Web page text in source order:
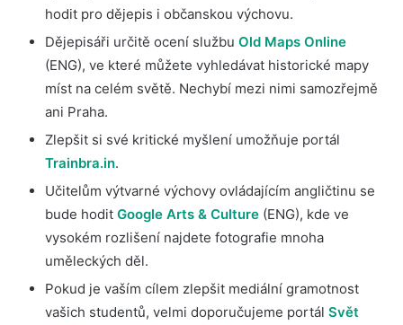
hodit pro dějepis i občanskou výchovu.
Dějepisáři určitě ocení službu Old Maps Online
(ENG), ve které můžete vyhledávat historické mapy
míst na celém světě. Nechybí mezi nimi samozřejmě
ani Praha.
Zlepšit si své kritické myšlení umožňuje portál
Trainbra.in.
Učitelům výtvarné výchovy ovládajícím angličtinu se
bude hodit Google Arts & Culture (ENG), kde ve
vysokém rozlišení najdete fotografie mnoha
uměleckých děl.
Pokud je vaším cílem zlepšit mediální gramotnost
vašich studentů, velmi doporučujeme portál Svět